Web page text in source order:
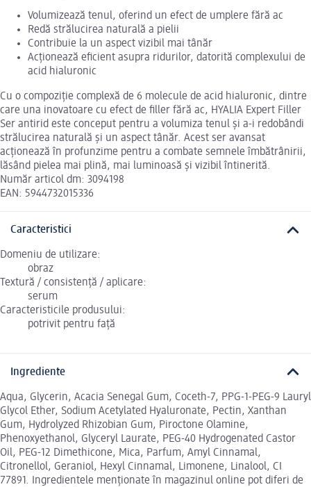
Volumizează tenul, oferind un efect de umplere fără ac
Redă strălucirea naturală a pielii
Contribuie la un aspect vizibil mai tânăr
Acționează eficient asupra ridurilor, datorită complexului de
acid hialuronic
Cu o compoziție complexă de 6 molecule de acid hialuronic, dintre
care una inovatoare cu efect de filler fără ac, HYALIA Expert Filler
Ser antirid este conceput pentru a volumiza tenul și a-i redobândi
strălucirea naturală și un aspect tânăr. Acest ser avansat
acționează în profunzime pentru a combate semnele îmbătrânirii,
lăsând pielea mai plină, mai luminoasă și vizibil întinerită.
Număr articol dm: 3094198
EAN: 5944732015336
Caracteristici
Domeniu de utilizare:
obraz
Textură / consistență / aplicare:
serum
Caracteristicile produsului:
potrivit pentru față
Ingrediente
Aqua, Glycerin, Acacia Senegal Gum, Coceth-7, PPG-1-PEG-9 Lauryl
Glycol Ether, Sodium Acetylated Hyaluronate, Pectin, Xanthan
Gum, Hydrolyzed Rhizobian Gum, Piroctone Olamine,
Phenoxyethanol, Glyceryl Laurate, PEG-40 Hydrogenated Castor
Oil, PEG-12 Dimethicone, Mica, Parfum, Amyl Cinnamal,
Citronellol, Geraniol, Hexyl Cinnamal, Limonene, Linalool, CI
77891. Ingredientele menționate în magazinul online pot diferi de